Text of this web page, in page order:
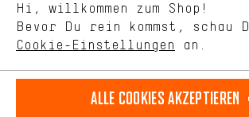
Deutsch
DE english
EN español
ES
VERTRAG WIDERRUFEN Aachener Community
Datenschutz Allgemeine
Hi, willkommen zum Shop!
Bevor Du rein kommst, schau
Cookie-Einstellungen an.
selbst Einfluss auf die Verbesserung
unseres Shop-Angebots.
Dein Shopping-Erlebnis wird komfortabler.
stellen wir Verknüpfungen zu Social Media
können wir dir weitere nützliche Inhalte
Alle Cookies akzeptieren